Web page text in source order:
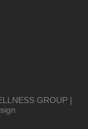
GROUP |